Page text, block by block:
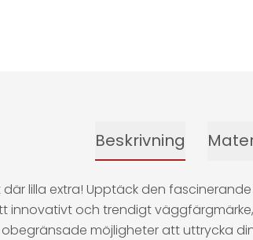
Beskrivning
lilla extra! Upptäck den
innovativt och trendigt
möjligheter att uttrycka